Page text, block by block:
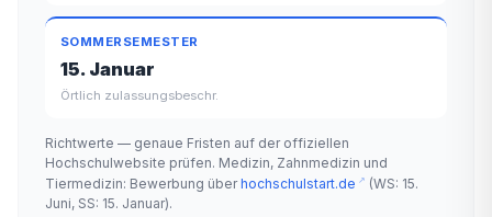
SOMMERSEMESTER
15. Januar
Örtlich zulassungsbeschr.
Richtwerte — genaue Fristen auf der offiziellen
Hochschulwebsite prüfen. Medizin, Zahnmedizin und
Tiermedizin: Bewerbung überhochschulstart.de
(WS: 15.
Juni, SS: 15. Januar).